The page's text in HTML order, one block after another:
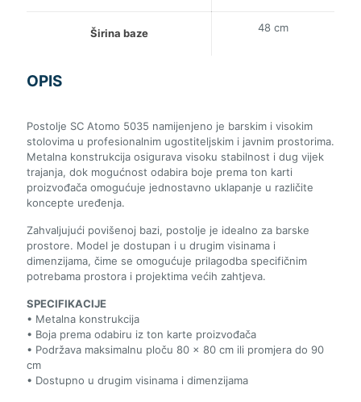
Širina baze 48 cm
OPIS
Postolje SC Atomo 5035 namijenjeno je barskim i visokim
stolovima u profesionalnim ugostiteljskim i javnim prostorima.
Metalna konstrukcija osigurava visoku stabilnost i dug vijek
trajanja, dok mogućnost odabira boje prema ton karti
proizvođača omogućuje jednostavno uklapanje u različite
koncepte uređenja.
Zahvaljujući povišenoj bazi, postolje je idealno za barske
prostore. Model je dostupan i u drugim visinama i
dimenzijama, čime se omogućuje prilagodba specifičnim
potrebama prostora i projektima većih zahtjeva.
SPECIFIKACIJE
• Metalna konstrukcija
• Boja prema odabiru iz ton karte proizvođača
• Podržava maksimalnu ploču 80 × 80 cm ili promjera do 90
cm
• Dostupno u drugim visinama i dimenzijama